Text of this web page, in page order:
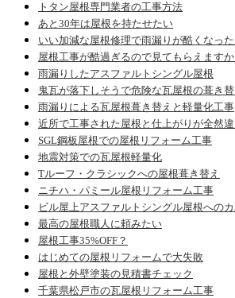
トタン屋根専門業者の工事方法
あと30年は屋根を持たせたい
いい加減な屋根修理で雨漏りが酷くなっ
屋根工事が酷過ぎるので見てもらえますか
雨漏りしたアスファルトシングル屋根
鬼瓦が落下しそうで危険な瓦屋根の葺き替
雨漏りによる瓦屋根葺き替えと軽量化工事
近所で工事された屋根と仕上がりが全然
SGL鋼板屋根での屋根リフォーム工事
地震対策での瓦屋根軽量化
Tルーフ・クラシックへの屋根葺き替え
ニチハ・パミール屋根リフォーム工事
ビル屋上アスファルトシングル屋根への
最高の屋根職人に頼みたい
屋根工事35%OFF？
はじめての屋根リフォームで大失敗
屋根と外壁塗装の見積書チェック
千葉県松戸市の瓦屋根リフォーム工事